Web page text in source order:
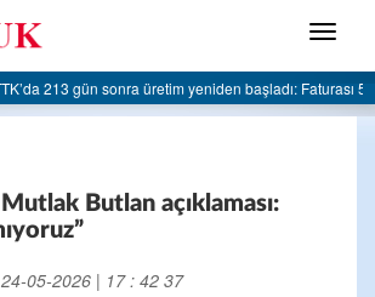
Menü
Parti Ereğli İlçe Başkanlığı’ndan belediyeye sert
Mutlak Butlan açıklaması:
24-05-2026 | 17 : 42 37